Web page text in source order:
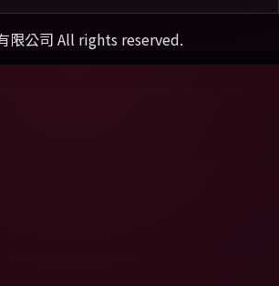
限公司 All rights reserved.